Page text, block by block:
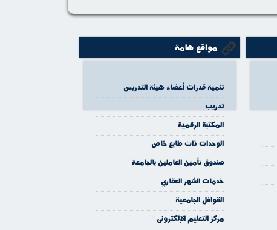
مواقع هامة
تنمية قدرات أعضاء هيئة التدريس
تدريب
المكتبة الرقمية
الوحدات ذات طابع خاص
صندوق تأمين العاملين بالجامعة
خدمات الشهر العقاري
القوافل الجامعية
مركز التعليم الإلكترونى